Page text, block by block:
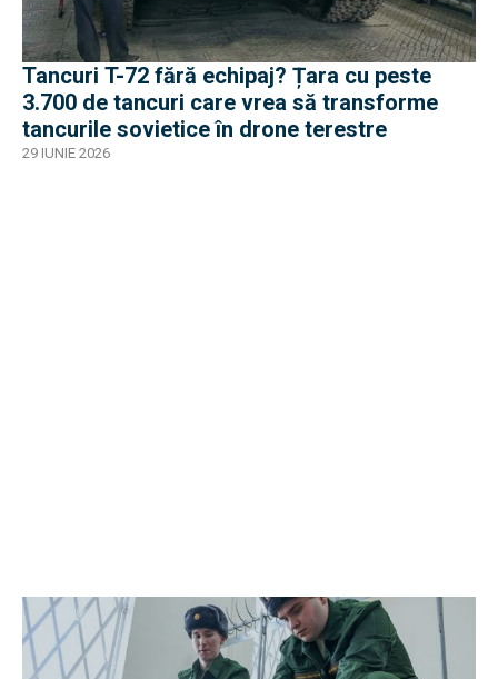
Tancuri T-72 fără echipaj? Țara cu peste
3.700 de tancuri care vrea să transforme
tancurile sovietice în drone terestre
29 IUNIE 2026